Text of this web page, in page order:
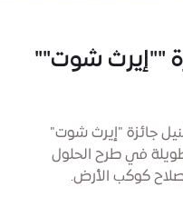
""إيرث شوت""
جائزة "إيرث شوت"
الطويلة في طرح الحلول
كوكب الأرض.